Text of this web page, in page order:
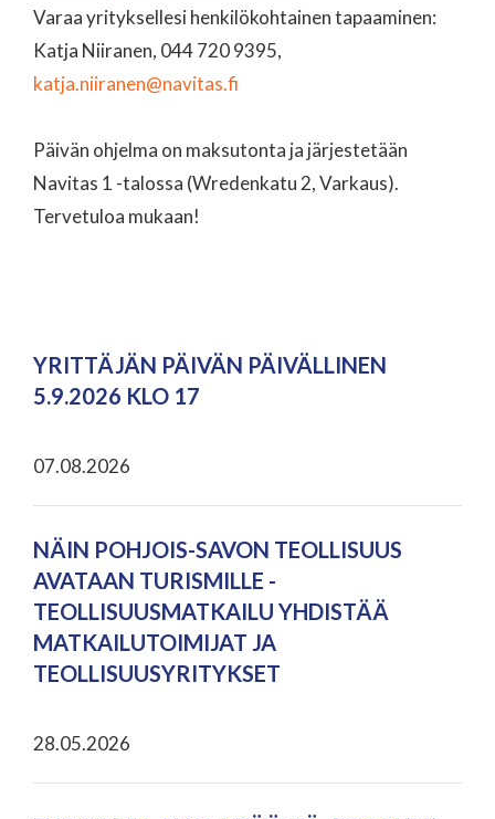
Varaa yrityksellesi henkilökohtainen tapaaminen:
Katja Niiranen, 044 720 9395,
katja.niiranen@navitas.fi
Päivän ohjelma on maksutonta ja järjestetään
Navitas 1 -talossa (Wredenkatu 2, Varkaus).
Tervetuloa mukaan!
YRITTÄJÄN PÄIVÄN PÄIVÄLLINEN
5.9.2026 KLO 17
07.08.2026
NÄIN POHJOIS-SAVON TEOLLISUUS
AVATAAN TURISMILLE -
TEOLLISUUSMATKAILU YHDISTÄÄ
MATKAILUTOIMIJAT JA
TEOLLISUUSYRITYKSET
28.05.2026